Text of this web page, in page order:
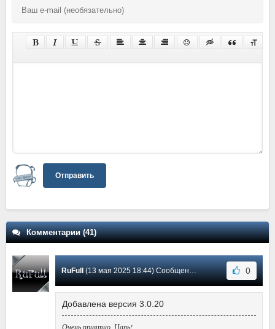
Отправить
Комментарии (41)
RuFull (13 мая 2025 18:44) Сообщение #39 0
Добавлена версия 3.0.20
Очень приятно, Царь!